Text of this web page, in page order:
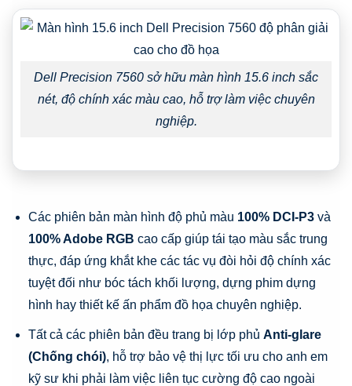
Dell Precision 7560 sở hữu màn hình 15.6 inch sắc
nét, độ chính xác màu cao, hỗ trợ làm việc chuyên
nghiệp.
Các phiên bản màn hình độ phủ màu 100% DCI-P3và
100% Adobe RGB cao cấp giúp tái tạo màu sắc trung
thực, đáp ứng khắt khe các tác vụ đòi hỏi độ chính xác
tuyệt đối như bóc tách khối lượng, dựng phim dựng
hình hay thiết kế ấn phẩm đồ họa chuyên nghiệp.
Tất cả các phiên bản đều trang bị lớp phủ Anti-glare
(Chống chói), hỗ trợ bảo vệ thị lực tối ưu cho anh em
kỹ sư khi phải làm việc liên tục cường độ cao ngoài